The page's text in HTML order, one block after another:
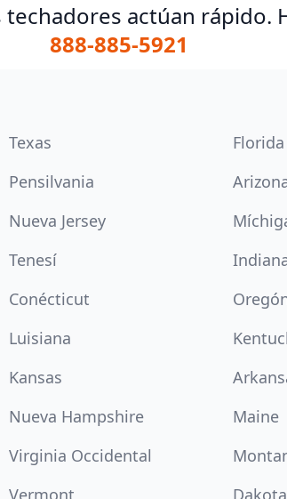
actúan rápido.
888-885-5921
Texas Florida
Pensilvania
Nueva Jersey
Tenesí
Conécticut
Luisiana
Kansas
Nueva Hampshire Maine
Virginia Occidental
Vermont